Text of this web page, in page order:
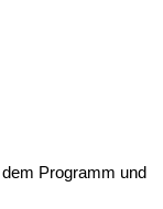
Programm und